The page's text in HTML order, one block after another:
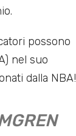
possono
nel suo
dalla NBA!